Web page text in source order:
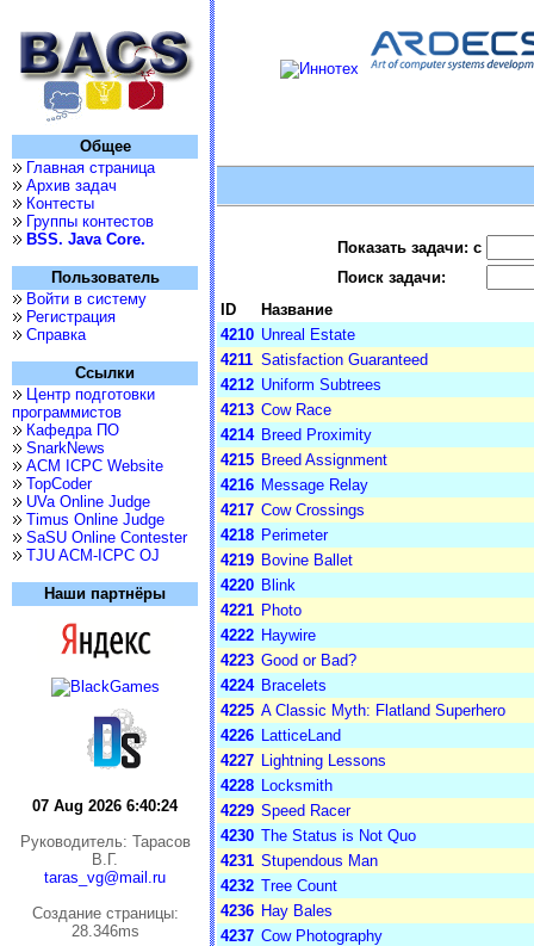
Общее
Главная страница
Архив задач
Контесты
Группы контестов
BSS. Java Core.
Пользователь
Войти в систему
Регистрация
Справка
Ссылки
Центр подготовки
программистов
Кафедра ПО
SnarkNews
ACM ICPC Website
TopCoder
UVa Online Judge
Timus Online Judge
SaSU Online Contester
TJU ACM-ICPC OJ
Наши партнёры
07 Aug 2026 6:40:24
Руководитель: Тарасов
В.Г.
taras_vg@mail.ru
Cоздание страницы:
28.346ms
Показать задачи: с
Поиск задачи:
ID
Название
4210 Unreal Estate
4211 Satisfaction Guaranteed
4212 Uniform Subtrees
4213 Cow Race
4214 Breed Proximity
4215 Breed Assignment
4216 Message Relay
4217 Cow Crossings
4218 Perimeter
4219 Bovine Ballet
4220 Blink
4221 Photo
4222 Haywire
4223 Good or Bad?
4224 Bracelets
4225 A Classic Myth: Flatland Superhero
4226 LatticeLand
4227 Lightning Lessons
4228 Locksmith
4229 Speed Racer
4230 The Status is Not Quo
4231 Stupendous Man
4232 Tree Count
4236 Hay Bales
4237 Cow Photography